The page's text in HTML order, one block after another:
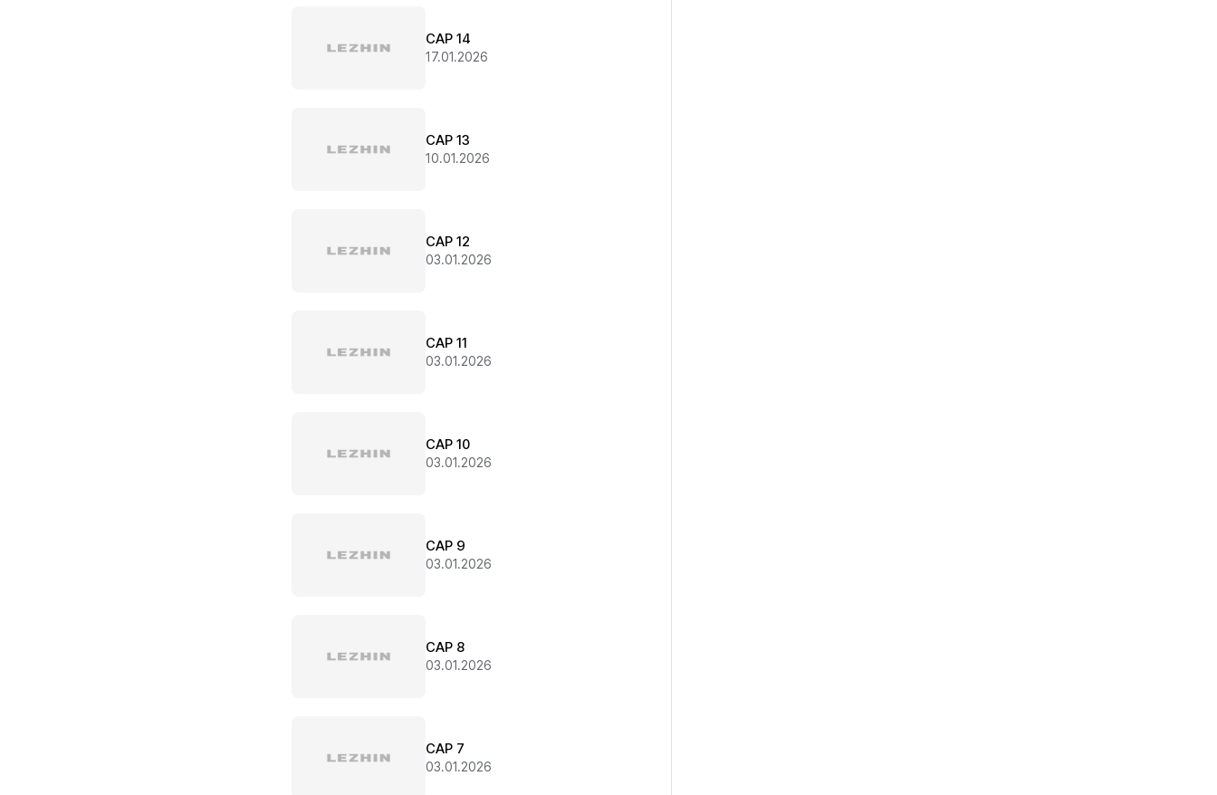
CAP 14
17.01.2026
CAP 13
10.01.2026
CAP 12
03.01.2026
CAP 11
03.01.2026
CAP 10
03.01.2026
CAP 9
03.01.2026
CAP 8
03.01.2026
CAP 7
03.01.2026